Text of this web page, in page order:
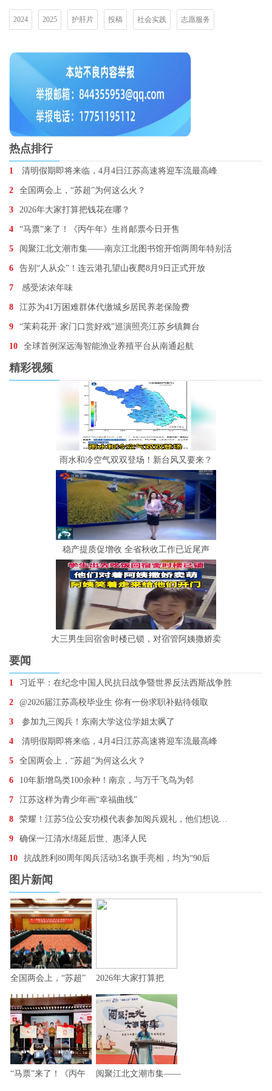
2024 2025 护肝片 投稿 社会实践 志愿服务
热点排行
1 清明假期即将来临，4月4日江苏高速将迎车流最高峰
2 全国两会上，“苏超”为何这么火？
3 2026年大家打算把钱花在哪？
4 “马票”来了！《丙午年》生肖邮票今日开售
5 阅聚江北文潮市集——南京江北图书馆开馆两周年特别活
6 告别“人从众”！连云港孔望山夜爬8月9日正式开放
7 感受浓浓年味
8 江苏为41万困难群体代缴城乡居民养老保险费
9 “茉莉花开·家门口赏好戏”巡演照亮江苏乡镇舞台
10 全球首例深远海智能渔业养殖平台从南通起航
精彩视频
雨水和冷空气双双登场！新台风又要来？
稳产提质促增收 全省秋收工作已近尾声
大三男生回宿舍时楼已锁，对宿管阿姨撒娇卖
要闻
1 习近平：在纪念中国人民抗日战争暨世界反法西斯战争胜
2 @2026届江苏高校毕业生 你有一份求职补贴待领取
3 参加九三阅兵！东南大学这位学姐太飒了
4 清明假期即将来临，4月4日江苏高速将迎车流最高峰
5 全国两会上，“苏超”为何这么火？
6 10年新增鸟类100余种！南京，与万千飞鸟为邻
7 江苏这样为青少年画“幸福曲线”
8 荣耀！江苏5位公安功模代表参加阅兵观礼，他们想说…
9 确保一江清水绵延后世、惠泽人民
10 抗战胜利80周年阅兵活动3名旗手亮相，均为“90后
图片新闻
全国两会上，“苏超” 2026年大家打算把
“马票”来了！《丙午 阅聚江北文潮市集——